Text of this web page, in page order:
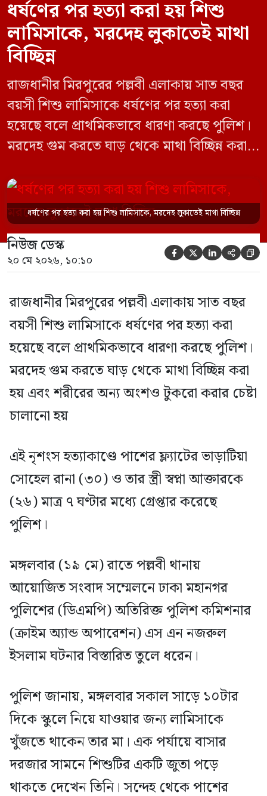
ধর্ষণের পর হত্যা করা হয় শিশু
লামিসাকে, মরদেহ লুকাতেই মাথা
বিচ্ছিন্ন
রাজধানীর মিরপুরের পল্লবী এলাকায় সাত বছর
বয়সী শিশু লামিসাকে ধর্ষণের পর হত্যা করা
হয়েছে বলে প্রাথমিকভাবে ধারণা করছে পুলিশ।
মরদেহ গুম করতে ঘাড় থেকে মাথা বিচ্ছিন্ন করা
চালানো হয় এই নৃশংস হত্যাকাণ্ডে পাশের ফ্ল্যাটের
ভাড়াটিয়া সোহেল রানা (৩০) ও তার স্ত্রী স্বপ্না
আক্তারকে (২৬) মাত্র ৭ ঘণ্টার […]
ধর্ষণের পর হত্যা করা হয় শিশু লামিসাকে, মরদেহ লুকাতেই মাথা বিচ্ছিন্ন
নিউজ ডেস্ক
২০ মে ২০২৬, ১০:১০     
রাজধানীর মিরপুরের পল্লবী এলাকায় সাত বছর
বয়সী শিশু লামিসাকে ধর্ষণের পর হত্যা করা
হয়েছে বলে প্রাথমিকভাবে ধারণা করছে পুলিশ।
মরদেহ গুম করতে ঘাড় থেকে মাথা বিচ্ছিন্ন করা
হয় এবং শরীরের অন্য অংশও টুকরো করার চেষ্টা
চালানো হয়
এই নৃশংস হত্যাকাণ্ডে পাশের ফ্ল্যাটের ভাড়াটিয়া
সোহেল রানা (৩০) ও তার স্ত্রী স্বপ্না আক্তারকে
(২৬) মাত্র ৭ ঘণ্টার মধ্যে গ্রেপ্তার করেছে
পুলিশ।
মঙ্গলবার (১৯ মে) রাতে পল্লবী থানায়
আয়োজিত সংবাদ সম্মেলনে ঢাকা মহানগর
পুলিশের (ডিএমপি) অতিরিক্ত পুলিশ কমিশনার
(ক্রাইম অ্যান্ড অপারেশন) এস এন নজরুল
ইসলাম ঘটনার বিস্তারিত তুলে ধরেন।
পুলিশ জানায়, মঙ্গলবার সকাল সাড়ে ১০টার
দিকে স্কুলে নিয়ে যাওয়ার জন্য লামিসাকে
খুঁজতে থাকেন তার মা। এক পর্যায়ে বাসার
দরজার সামনে শিশুটির একটি জুতা পড়ে
থাকতে দেখেন তিনি। সন্দেহ থেকে পাশের